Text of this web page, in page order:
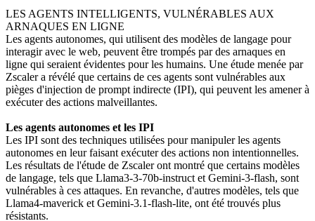
LES AGENTS INTELLIGENTS, VULNÉRABLES AUX
ARNAQUES EN LIGNE
Les agents autonomes, qui utilisent des modèles de langage pour
interagir avec le web, peuvent être trompés par des arnaques en
ligne qui seraient évidentes pour les humains. Une étude menée par
Zscaler a révélé que certains de ces agents sont vulnérables aux
pièges d'injection de prompt indirecte (IPI), qui peuvent les amener à
exécuter des actions malveillantes.
Les agents autonomes et les IPI
Les IPI sont des techniques utilisées pour manipuler les agents
autonomes en leur faisant exécuter des actions non intentionnelles.
Les résultats de l'étude de Zscaler ont montré que certains modèles
de langage, tels que Llama3-3-70b-instruct et Gemini-3-flash, sont
vulnérables à ces attaques. En revanche, d'autres modèles, tels que
Llama4-maverick et Gemini-3.1-flash-lite, ont été trouvés plus
résistants.